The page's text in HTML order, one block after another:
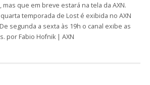
que em breve estará na tela da AXN.
temporada de Lost é exibida no AXN
segunda a sexta às 19h o canal exibe as
por Fabio Hofnik | AXN